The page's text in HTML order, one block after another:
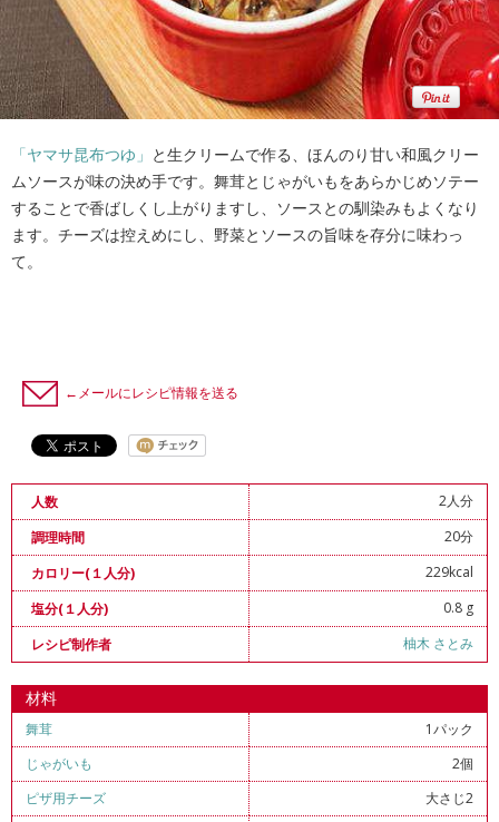
「ヤマサ昆布つゆ」 と生クリームで作る、ほんのり甘い和風クリー
ムソースが味の決め手です。舞茸とじゃがいもをあらかじめソテー
することで香ばしくし上がりますし、ソースとの馴染みもよくなり
ます。チーズは控えめにし、野菜とソースの旨味を存分に味わっ
て。
←メールにレシピ情報を送る
人数
2人分
調理時間
20分
カロリー(１人分)
229kcal
塩分(１人分)
0.8 g
レシピ制作者
柚木 さとみ
材料
舞茸
1パック
じゃがいも
2個
ピザ用チーズ
大さじ2